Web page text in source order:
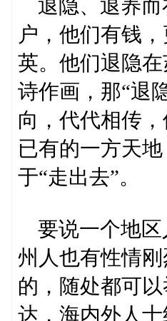
退隐、退养而
户，他们有钱
英。他们退隐
诗作画，那“退
向，代代相传
已有的一方天
于“走出去”。
要说一个地区
州人也有性情
的，随处都可
达，海内外人